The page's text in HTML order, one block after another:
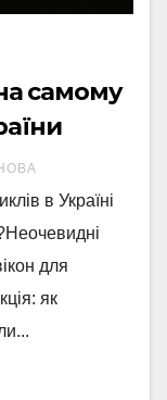
самому
в Україні
для
як